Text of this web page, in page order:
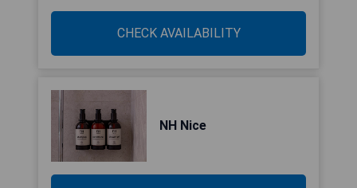
CHECK AVAILABILITY
NH Nice